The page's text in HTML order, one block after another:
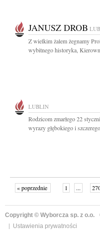
JANUSZ DROB
Z wielkim żalem żegnamy
wybitnego historyka,
LUBLIN
Rodzicom zmarłego 22
wyrazy głębokiego i
« poprzednie 1 ...
Copyright © Wyborcza sp. z o.o.
Ustawienia prywatności